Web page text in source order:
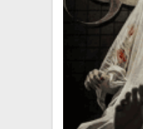
XZONE KLUB